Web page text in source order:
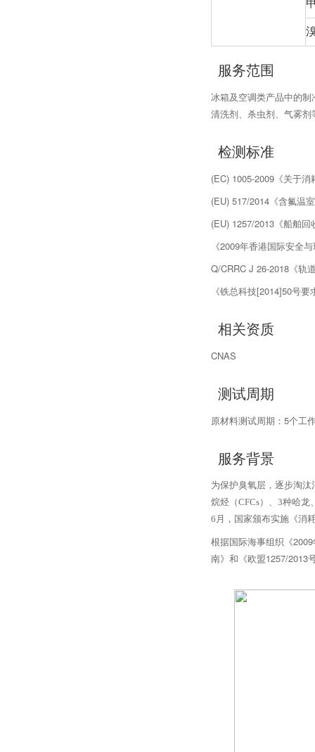
服务范围
冰箱及空调类产品中的
清洗剂、杀虫剂、气雾剂
检测标准
(EC) 1005-2009《关于
(EU) 517/2014《含氟温
(EU) 1257/2013《船舶回
《2009年香港国际安全
Q/CRRC J 26-2018《轨
《铁总科技[2014]50号要
相关资质
CNAS
测试周期
原材料测试周期：5个工
服务背景
为保护臭氧层，逐步淘
烷烃（CFCs）、3种哈龙
6月，国家颁布实施《消
根据国际海事组织《
南》和《欧盟1257/2013